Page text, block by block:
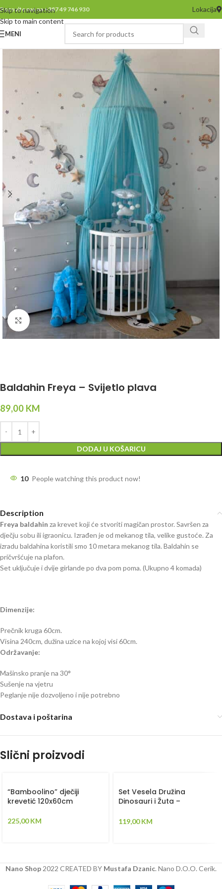
Skip to navigation
Skip to main content
Pozovite nas na +387 49 746 930 Lokacija
MENI
Click to enlarge
Baldahin Freya – Svijetlo plava
89,00 KM
DODAJ U KOŠARICU
10 People watching this product now!
Description
Freya baldahin za krevet koji će stvoriti magičan prostor. Savršen za
dječju sobu ili igraonicu. Izrađen je od mekanog tila, velike gustoće. Za
izradu baldahina koristili smo 10 metara mekanog tila. Baldahin se
pričvršćuje na plafon.
Set uključuje i dvije girlande po dva pom poma. (Ukupno 4 komada)
Dimenzije:
Prečnik kruga 60cm.
Visina 240cm, dužina uzice na kojoj visi 60cm.
Održavanje:
Mašinsko pranje na 30°
Sušenje na vjetru
Peglanje nije dozvoljeno i nije potrebno
Dostava i poštarina
Slični proizvodi
“Bamboolino” dječiji
krevetić 120x60cm
225,00KM
Set Vesela Družina
Dinosauri i Žuta –
pletenica, plahta, jastuk,
119,00KM
Nano Shop 2022 CREATED BY Mustafa Dzanic. Nano D.O.O. Cerik.